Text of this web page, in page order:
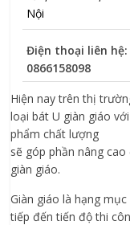
Nội
Điện thoại liên hệ:
0866158098
Hiện nay trên thị
loại bát U giàn giáo
phẩm chất lượng
sẽ góp phần nâng
giàn giáo.
Giàn giáo là hạng
tiếp đến tiến độ thi